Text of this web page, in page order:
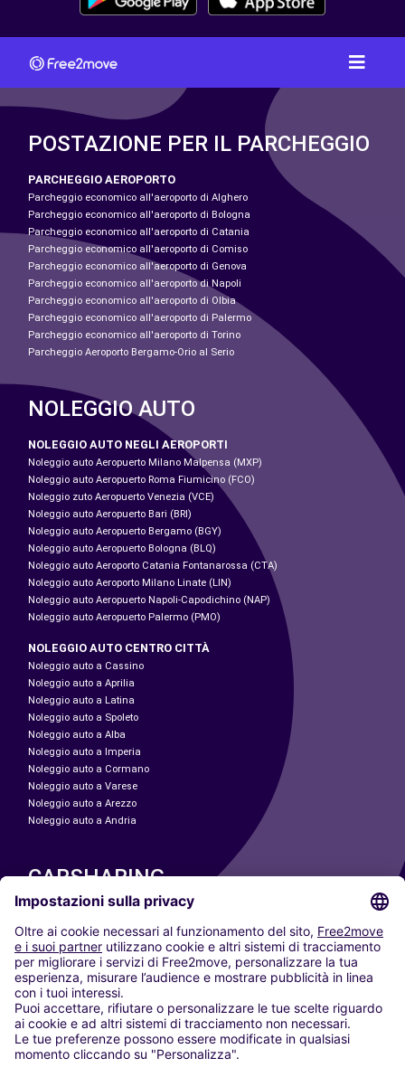
POSTAZIONE PER IL PARCHEGGIO
PARCHEGGIO AEROPORTO
Parcheggio economico all'aeroporto di Alghero
Parcheggio economico all'aeroporto di Bologna
Parcheggio economico all'aeroporto di Catania
Parcheggio economico all'aeroporto di Comiso
Parcheggio economico all'aeroporto di Genova
Parcheggio economico all'aeroporto di Napoli
Parcheggio economico all'aeroporto di Olbia
Parcheggio economico all'aeroporto di Palermo
Parcheggio economico all'aeroporto di Torino
Parcheggio Aeroporto Bergamo-Orio al Serio
NOLEGGIO AUTO
NOLEGGIO AUTO NEGLI AEROPORTI
Noleggio auto Aeropuerto Milano Malpensa (MXP)
Noleggio auto Aeropuerto Roma Fiumicino (FCO)
Noleggio zuto Aeropuerto Venezia (VCE)
Noleggio auto Aeropuerto Bari (BRI)
Noleggio auto Aeropuerto Bergamo (BGY)
Noleggio auto Aeropuerto Bologna (BLQ)
Noleggio auto Aeroporto Catania Fontanarossa (CTA)
Noleggio auto Aeroporto Milano Linate (LIN)
Noleggio auto Aeropuerto Napoli-Capodichino (NAP)
Noleggio auto Aeropuerto Palermo (PMO)
NOLEGGIO AUTO CENTRO CITTÀ
Noleggio auto a Cassino
Noleggio auto a Aprilia
Noleggio auto a Latina
Noleggio auto a Spoleto
Noleggio auto a Alba
Noleggio auto a Imperia
Noleggio auto a Cormano
Noleggio auto a Varese
Noleggio auto a Arezzo
Noleggio auto a Andria
CARSHARING
LE NOSTRE CITTÀ
Paris
Madrid
Washington DC
Milano
Roma
Torino
Vienna
Berlino